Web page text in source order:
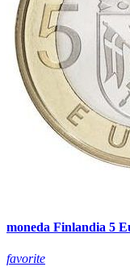
moneda Finlandia 5
favorite